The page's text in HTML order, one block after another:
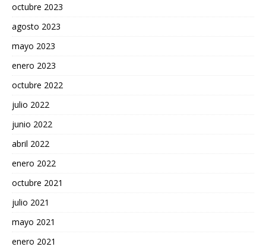
octubre 2023
agosto 2023
mayo 2023
enero 2023
octubre 2022
julio 2022
junio 2022
abril 2022
enero 2022
octubre 2021
julio 2021
mayo 2021
enero 2021